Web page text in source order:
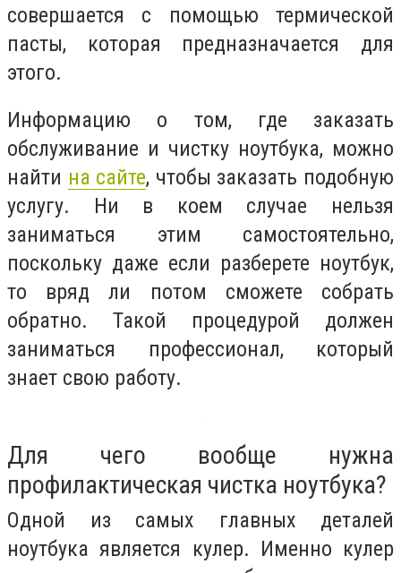
совершается с помощью термической
пасты, которая предназначается для
этого.
Информацию о том, где заказать
обслуживание и чистку ноутбука, можно
найти на сайте, чтобы заказать подобную
услугу. Ни в коем случае нельзя
заниматься этим самостоятельно,
поскольку даже если разберете ноутбук,
то вряд ли потом сможете собрать
обратно. Такой процедурой должен
заниматься профессионал, который
знает свою работу.
Для чего вообще нужна
профилактическая чистка ноутбука?
Одной из самых главных деталей
ноутбука является кулер. Именно кулер